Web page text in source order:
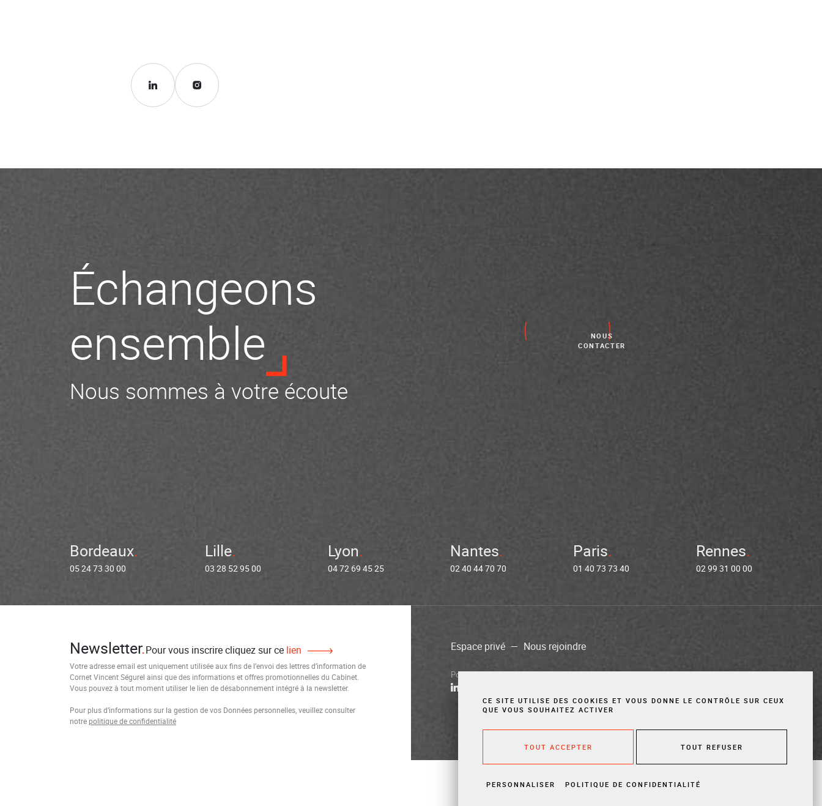
Échangeons
ensemble
Nous sommes à votre écoute
NOUS
CONTACTER
Bordeaux
05 24 73 30 00
Lille
03 28 52 95 00
Lyon
04 72 69 45 25
Nantes
02 40 44 70 70
Paris
01 40 73 73 40
Rennes
02 99 31 00 00
Newsletter Pour vous inscrire cliquez sur ce lien
Votre adresse email est uniquement utilisée aux fins de l’envoi des lettres d’information de
Cornet Vincent Ségurel ainsi que des informations et offres promotionnelles du Cabinet.
Vous pouvez à tout moment utiliser le lien de désabonnement intégré à la newsletter.
Pour plus d’informations sur la gestion de vos Données personnelles, veuillez consulter
notre politique de confidentialité
Espace privé Nous rejoindre
Politique de confidentialitéMentions légalesCookiesSite réalisé par Vigicorp
CE SITE UTILISE DES COOKIES ET VOUS DONNE LE CONTRÔLE SUR CEUX
QUE VOUS SOUHAITEZ ACTIVER
TOUT ACCEPTER TOUT REFUSER
PERSONNALISER POLITIQUE DE CONFIDENTIALITÉ